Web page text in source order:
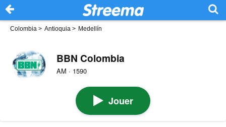
Colombia > Antioquia > Medellín
BBN Colombia
AM · 1590
Jouer